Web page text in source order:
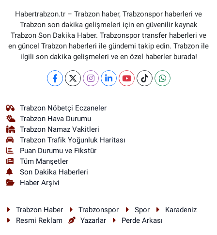
Habertrabzon.tr – Trabzon haber, Trabzonspor haberleri ve
Trabzon son dakika gelişmeleri için en güvenilir kaynak
Trabzon Son Dakika Haber. Trabzonspor transfer haberleri ve
en güncel Trabzon haberleri ile gündemi takip edin. Trabzon ile
ilgili son dakika gelişmeleri ve en özel haberler burada!
Trabzon Nöbetçi Eczaneler
Trabzon Hava Durumu
Trabzon Namaz Vakitleri
Trabzon Trafik Yoğunluk Haritası
Puan Durumu ve Fikstür
Tüm Manşetler
Son Dakika Haberleri
Haber Arşivi
Trabzon Haber Trabzonspor Spor
Karadeniz
Resmi Reklam
Yazarlar Perde Arkası